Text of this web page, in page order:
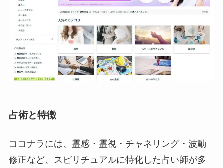
占術と特徴
ココナラには、霊感・霊視・チャネリング・波動
修正など、スピリチュアルに特化した占い師が多